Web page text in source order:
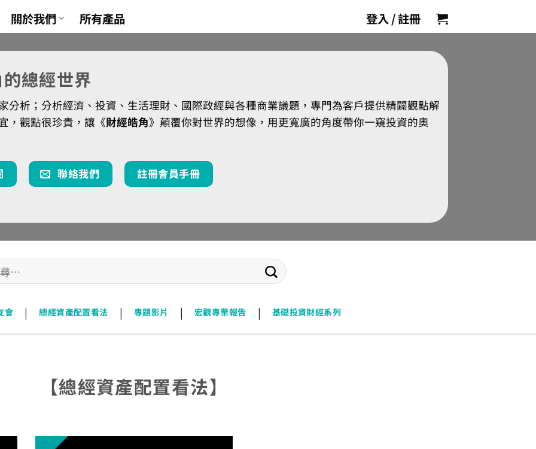
關於我們 所有產品 登入 / 註冊
總經世界
分析；分析經濟、投資、生活理財、國際政經與各種商業議題，專門為客戶提供精闢觀點解
，觀點很珍貴，讓《財經皓角》顛覆你對世界的想像，用更寬廣的角度帶你一窺投資的奧
聯絡我們 註冊會員手冊
會 | 總經資產配置看法 | 專題影片 | 宏觀專業報告 | 基礎投資財經系列
【總經資產配置看法】